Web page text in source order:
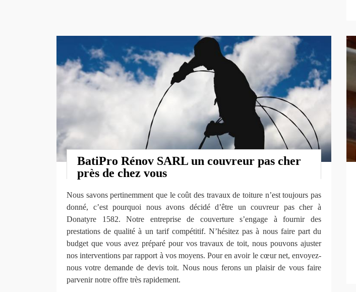
BatiPro Rénov SARL un couvreur pas cher
près de chez vous
Nous savons pertinemment que le coût des travaux de toiture n’est toujours pas
donné, c’est pourquoi nous avons décidé d’être un couvreur pas cher à
Donatyre 1582. Notre entreprise de couverture s’engage à fournir des
prestations de qualité à un tarif compétitif. N’hésitez pas à nous faire part du
budget que vous avez préparé pour vos travaux de toit, nous pouvons ajuster
nos interventions par rapport à vos moyens. Pour en avoir le cœur net, envoyez-
nous votre demande de devis toit. Nous nous ferons un plaisir de vous faire
parvenir notre offre très rapidement.